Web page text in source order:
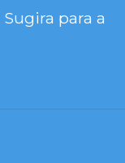
Sugira para a